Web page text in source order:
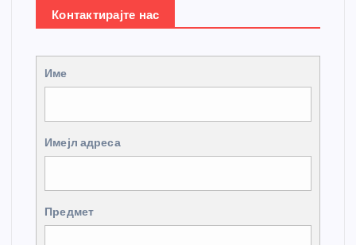
Контактирајте нас
Име
Имејл адреса
Предмет